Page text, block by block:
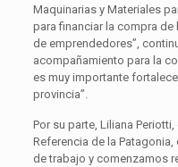
Maquinarias y Materiales
para financiar la compra
de emprendedores”,
acompañamiento para la
es muy importante
provincia”.
Por su parte, Liliana
Referencia de la
de trabajo y comenzamos